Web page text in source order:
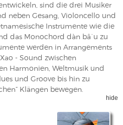
sind die drei Musiker
neben Gesang, Violoncello und
Instrumente wie die
das Monochord dàn bâ`u zu
werden in Arrangements
- Sound zwischen
Harmonien, Weltmusik und
und Groove bis hin zu
Klängen bewegen.
hide